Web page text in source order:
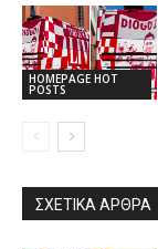
HOMEPAGE HOT
POSTS
ΣΧΕΤΙΚΆ ΆΡΘΡΑ